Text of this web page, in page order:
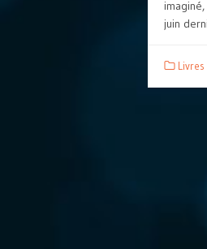
juin
Livres